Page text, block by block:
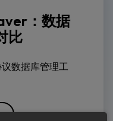
：数据
比
数据库管理工